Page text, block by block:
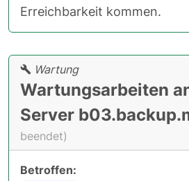
Erreichbarkeit kommen.
Wartung
Wartungsarbeiten
Server
beendet)
Betroffen: